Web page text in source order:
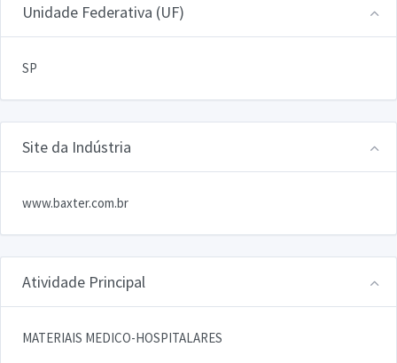
Unidade Federativa (UF)
SP
Site da Indústria
www.baxter.com.br
Atividade Principal
MATERIAIS MEDICO-HOSPITALARES